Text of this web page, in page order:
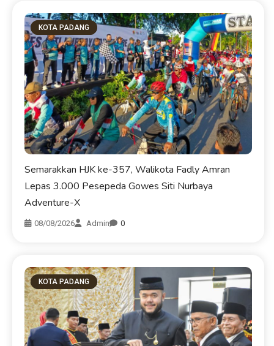
KOTA PADANG
Semarakkan HJK ke-357, Walikota Fadly Amran
Lepas 3.000 Pesepeda Gowes Siti Nurbaya
Adventure-X
08/08/2026 Admin 0
KOTA PADANG